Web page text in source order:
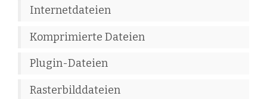
Internetdateien
Komprimierte Dateien
Plugin-Dateien
Rasterbilddateien